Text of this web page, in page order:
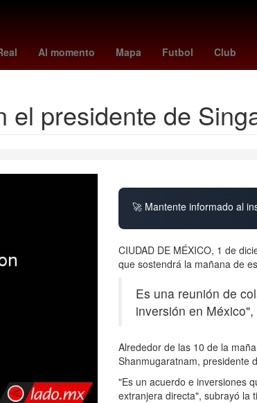
Al momento Mapa Futbol Club
Empresa 26 de marzo Incendio magic -
el presidente de
🚀 Mantente informado al
CIUDAD DE MÉXICO, 1 de
que sostendrá la mañana de
Es una reunión de
inversión en
Alrededor de las 10 de la
Shanmugaratnam, presidente
"Es un acuerdo e inversiones
extranjera directa", subrayó la